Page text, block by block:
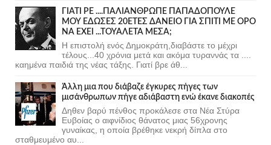
ΓΙΑΤΙ ΡΕ ....ΠΑΛΙΑΝΘΡΩΠΕ ΠΑΠΑΔΟΠΟΥΛΕ
ΜΟΥ ΕΔΩΣΕΣ 20ΕΤΕΣ ΔΑΝΕΙΟ ΓΙΑ ΣΠΙΤΙ ΜΕ ΟΡΟ
ΝΑ ΕΧΕΙ ...ΤΟΥΑΛΕΤΑ ΜΕΣΑ;
Η επιστολή ενός Δημοκράτη,διαβάστε το μέχρι
τέλους...40 χρόνια μετά και ακόμα τυραννάς τα ....
καημένα παιδιά της νέας τάξης. Γιατί βρε άθ...
Άλλη μια που διάβαζε έγκυρες πήγες των
μισάνθρωπων πήγε αδιάβαστη ενώ έκανε διακοπές
Δηθεν βαρύ πένθος προκάλεσε στα Νέα Στύρα
Ευβοίας ο αιφνίδιος θάνατος μιας 56χρονης
γυναίκας, η οποία βρέθηκε νεκρή δίπλα στο
σταθμευμένο αυ...